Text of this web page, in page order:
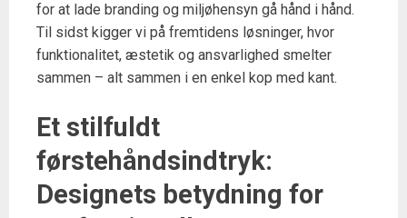
for at lade branding og miljøhensyn gå hånd i hånd.
Til sidst kigger vi på fremtidens løsninger, hvor
funktionalitet, æstetik og ansvarlighed smelter
sammen – alt sammen i en enkel kop med kant.
Et stilfuldt
førstehåndsindtryk:
Designets betydning for